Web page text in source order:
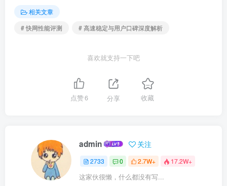
相关文章
# 快网性能评测
# 高速稳定与用户口碑深度解析
喜欢就支持一下吧
点赞6 分享 收藏
admin 关注
2733 0 2.7W+ 17.2W+
这家伙很懒，什么都没有写...